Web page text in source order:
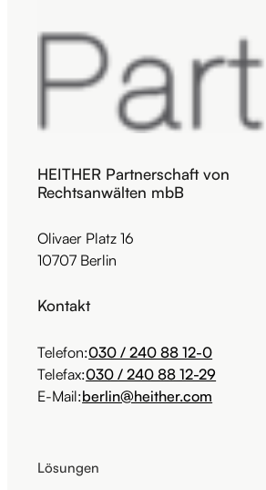
HEITHER Partnerschaft von
Rechtsanwälten mbB
Olivaer Platz 16
10707 Berlin
Kontakt
Telefon:030 / 240 88 12-0
Telefax:030 / 240 88 12-29
E-Mail:berlin@heither.com
Lösungen